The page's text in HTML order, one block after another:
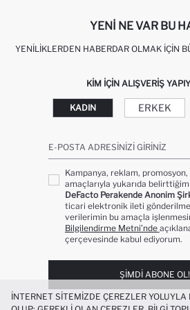
YENI NE VAR BU
YENILIKLERDEN HABERDAR OLMAK İÇIN
KIM IÇIN ALIŞVERIŞ
KADIN ERKEK
E-POSTA ADRESINIZI GIRINIZ
Kampanya, reklam, promosyon,
amaçlarıyla yukarıda
DeFacto Perakende Anonim
ticari elektronik ileti
verilerimin bu amaçla
Bilgilendirme Metni’nde
çerçevesinde kabul ediyorum.
ŞIMDI ABONE OL!
İNTERNET SITEMIZDE ÇEREZLER